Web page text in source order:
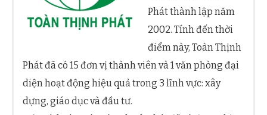
Phát thành lập năm
2002. Tính đến thời
điểm này, Toàn Thịnh
Phát đã có 15 đơn vị thành viên và 1 văn phòng đại
diện hoạt động hiệu quả trong 3 lĩnh vực: xây
dựng, giáo dục và đầu tư.